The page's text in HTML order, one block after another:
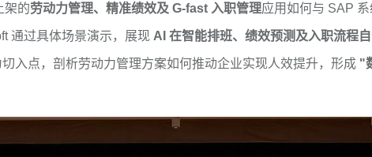
架的劳动力管理、精准绩效及 G-fast 入职管理应用如何与 SAP 系
通过具体场景演示，展现 AI 在智能排班、绩效预测及入职流程
入点，剖析劳动力管理方案如何推动企业实现人效提升，形成 "